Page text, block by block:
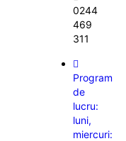
0244
469
311
Program
de
lucru:
luni,
miercuri: